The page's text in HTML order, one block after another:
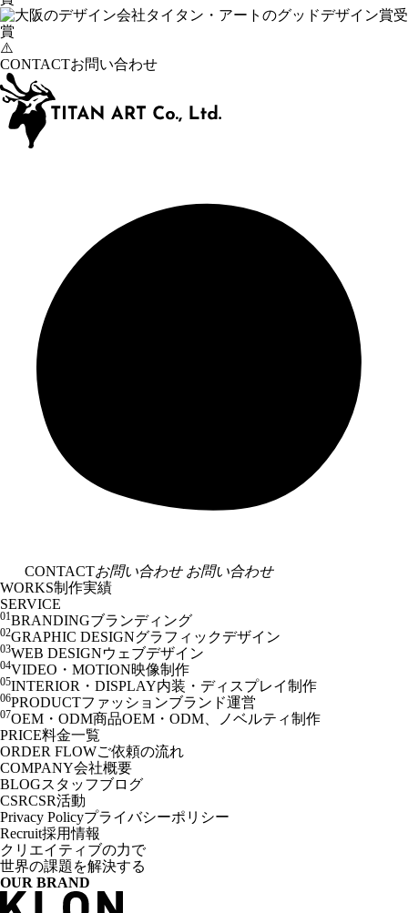
CONTACTお問い合わせ
CONTACTお問い合わせ お問い合わせ
WORKS制作実績
SERVICE
01BRANDINGブランディング
02GRAPHIC DESIGNグラフィックデザイン
03WEB DESIGNウェブデザイン
04VIDEO・MOTION映像制作
05INTERIOR・DISPLAY内装・ディスプレイ制作
06PRODUCTファッションブランド運営
07OEM・ODM商品OEM・ODM、ノベルティ制作
PRICE料金一覧
ORDER FLOWご依頼の流れ
COMPANY会社概要
BLOGスタッフブログ
CSRCSR活動
Privacy Policyプライバシーポリシー
Recruit採用情報
クリエイティブの力で
世界の課題を解決する
OUR BRAND